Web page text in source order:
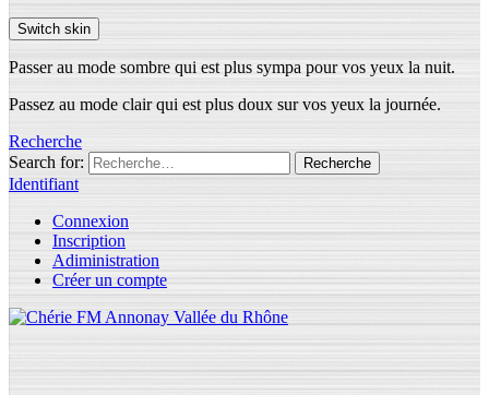
Switch skin
Passer au mode sombre qui est plus sympa pour vos yeux la nuit.
Passez au mode clair qui est plus doux sur vos yeux la journée.
Recherche
Search for:
Recherche
Identifiant
Connexion
Inscription
Adiministration
Créer un compte